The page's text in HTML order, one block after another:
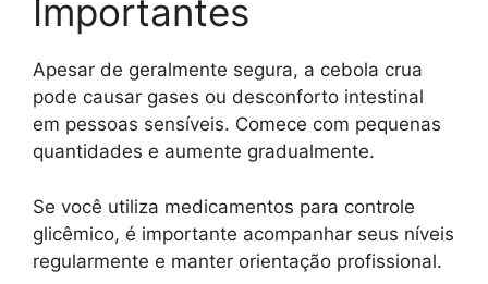
Importantes
Apesar de geralmente segura, a cebola crua
pode causar gases ou desconforto intestinal
em pessoas sensíveis. Comece com pequenas
quantidades e aumente gradualmente.
Se você utiliza medicamentos para controle
glicêmico, é importante acompanhar seus níveis
regularmente e manter orientação profissional.